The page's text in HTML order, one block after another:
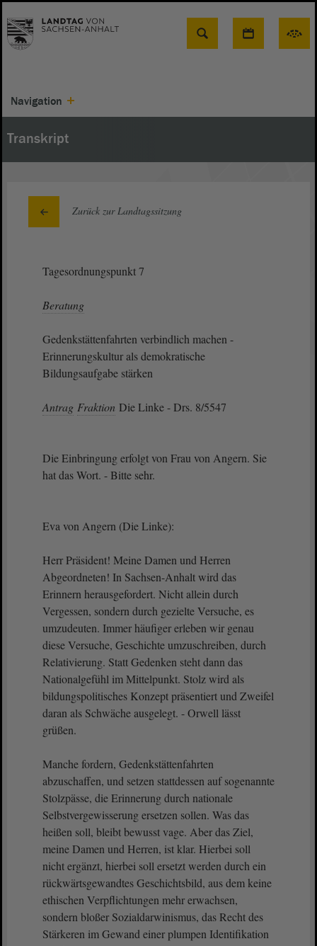
Suche
Navigation
Transkript
Zurück zur Landtagssitzung
Tagesordnungspunkt 7
Beratung
Gedenkstättenfahrten verbindlich machen -
Erinnerungskultur als demokratische
Bildungsaufgabe stärken
Antrag Fraktion Die Linke - Drs. 8/5547
Die Einbringung erfolgt von Frau von Angern. Sie
hat das Wort. - Bitte sehr.
Eva von Angern (Die Linke):
Herr Präsident! Meine Damen und Herren
Abgeordneten! In Sachsen-Anhalt wird das
Erinnern herausgefordert. Nicht allein durch
Vergessen, sondern durch gezielte Versuche, es
umzudeuten. Immer häufiger erleben wir genau
diese Versuche, Geschichte umzuschreiben, durch
Relativierung. Statt Gedenken steht dann das
Nationalgefühl im Mittelpunkt. Stolz wird als
bildungspolitisches Konzept präsentiert und Zweifel
daran als Schwäche ausgelegt. - Orwell lässt
grüßen.
Manche fordern, Gedenkstättenfahrten
abzuschaffen, und setzen stattdessen auf sogenannte
Stolzpässe, die Erinnerung durch nationale
Selbstvergewisserung ersetzen sollen. Was das
heißen soll, bleibt bewusst vage. Aber das Ziel,
meine Damen und Herren, ist klar. Hierbei soll
nicht ergänzt, hierbei soll ersetzt werden durch ein
rückwärtsgewandtes Geschichtsbild, aus dem keine
ethischen Verpflichtungen mehr erwachsen,
sondern bloßer Sozialdarwinismus, das Recht des
Stärkeren im Gewand einer plumpen Identifikation